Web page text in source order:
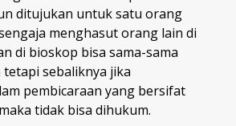
ditujukan untuk satu orang
menghasut orang lain di
di bioskop bisa sama-sama
sebaliknya jika
pembicaraan yang bersifat
tidak bisa dihukum.